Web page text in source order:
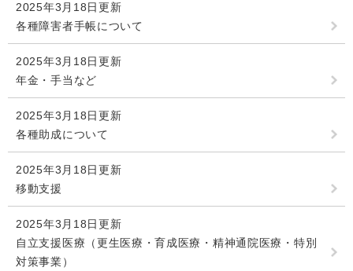
2025年3月18日更新
各種障害者手帳について
2025年3月18日更新
年金・手当など
2025年3月18日更新
各種助成について
2025年3月18日更新
移動支援
2025年3月18日更新
自立支援医療（更生医療・育成医療・精神通院医療・特別
対策事業）